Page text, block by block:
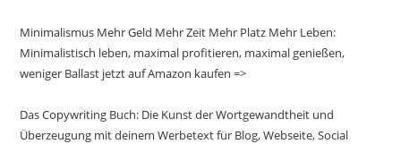
Minimalismus Mehr Geld Mehr Zeit Mehr Platz Mehr Leben:
Minimalistisch leben, maximal profitieren, maximal genießen,
weniger Ballast jetzt auf Amazon kaufen =>
Das Copywriting Buch: Die Kunst der Wortgewandtheit und
Überzeugung mit deinem Werbetext für Blog, Webseite, Social